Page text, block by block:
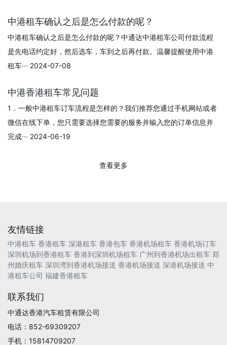
中港租车确认之后是怎么付款的呢？
中港租车确认之后是怎么付款的呢？中通达中港租车公司付款流程
是先电话约定好，然后选车，车到之后再付款。温馨提醒使用中港
租车··· 2024-07-08
中港香港租车常见问题
1．一般中港租车订车流程是怎样的？我们推荐您通过手机网站或者
微信在线下单，您只需要选择您需要的服务并输入您的订单信息并
完成··· 2024-06-19
查看更多
友情链接
中港租车 香港租车 深港租车 香港包车 香港机场租车 香港机场订车
深圳机场到香港租车 香港到深圳机场租车 广州到香港机场出租车 郑
州婚庆租车 深圳湾到香港机场接送 香港机场接送 深港机场接送 中
港租车公司 福建香港租车
联系我们
中通达香港汽车租赁有限公司
电话：852-69309207
手机：15814709207